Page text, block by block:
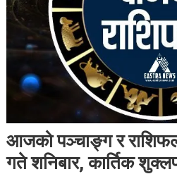
आजको पञ्चाङ्ग र
गते शनिबार, कार्तिक